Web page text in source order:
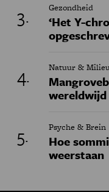
Gezondheid
‘Het Y-
Natuur &
wereldwijd
Psyche & Brein
Hoe
weerstaan